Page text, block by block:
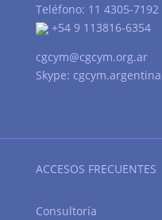
Teléfono: 11 4305-7192
+54 9 113816-6354
cgcym@cgcym.org.ar
Skype: cgcym.argentina
ACCESOS FRECUENTES
Consultoría